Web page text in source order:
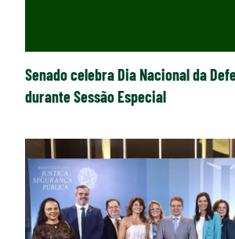
Senado celebra Dia Nacional da
durante Sessão Especial